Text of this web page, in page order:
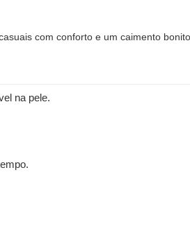
com conforto e um caimento
na pele.